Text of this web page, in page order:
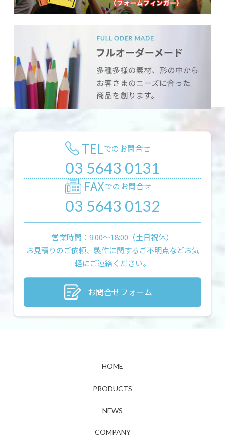
TELでのお問合せ
03 5643 0131
FAXでのお問合せ
03 5643 0132
営業時間：9:00〜18:00（土日祝休）
お見積りのご依頼、製作に関するご不明点などお気
軽にご連絡ください。
お問合せフォーム
HOME
PRODUCTS
NEWS
COMPANY